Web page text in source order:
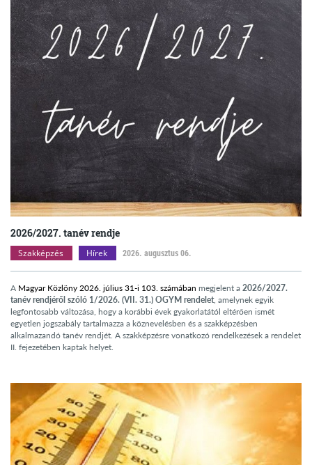
2026/2027. tanév rendje
Szakképzés Hírek 2026. augusztus 06.
A Magyar Közlöny 2026. július 31-i 103. számában megjelent a 2026/2027.
tanév rendjéről szóló 1/2026. (VII. 31.) OGYM rendelet, amelynek egyik
legfontosabb változása, hogy a korábbi évek gyakorlatától eltérően ismét
egyetlen jogszabály tartalmazza a köznevelésben és a szakképzésben
alkalmazandó tanév rendjét. A szakképzésre vonatkozó rendelkezések a rendelet
II. fejezetében kaptak helyet.